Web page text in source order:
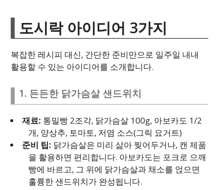
도시락 아이디어 3가지
복잡한 레시피 대신, 간단한 준비만으로 일주일 내내
활용할 수 있는 아이디어를 소개합니다.
1. 든든한 닭가슴살 샌드위치
재료: 통밀빵 2조각, 닭가슴살 100g, 아보카도 1/2
개, 양상추, 토마토, 저염 소스(그릭 요거트)
준비 팁: 닭가슴살은 미리 삶아 찢어두거나, 캔 제품
을 활용하면 편리합니다. 아보카도는 포크로 으깨
빵에 바르고, 그 위에 닭가슴살과 채소를 얹으면
훌륭한 샌드위치가 완성됩니다.